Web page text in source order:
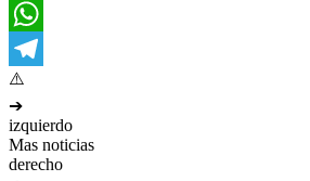
Facebook
WhatsApp
Telegram
➔
izquierdo
Mas noticias
derecho